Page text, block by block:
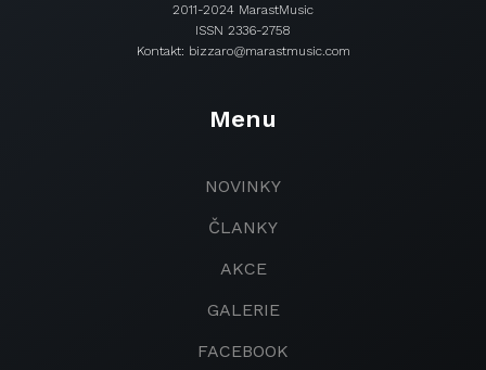
2011-2024 MarastMusic
ISSN 2336-2758
Kontakt: bizzaro@marastmusic.com
Menu
NOVINKY
ČLANKY
AKCE
GALERIE
FACEBOOK